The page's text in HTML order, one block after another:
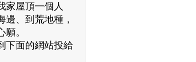
家屋頂一個人
、到荒地種，
。
下面的網站投給